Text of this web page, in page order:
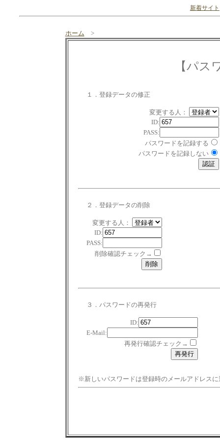
新着サイト
ホーム >
【パス
１．登録データの修正
変更する人：
ID:
PASS:
パスワードを記録する
パスワードを記録しない
２．登録データの削除
変更する人：
ID:
PASS:
削除確認チェック→
３．パスワードの再発行
ID:
E-Mail:
再発行確認チェック→
※新しいパスワードは登録時のメールアドレスに